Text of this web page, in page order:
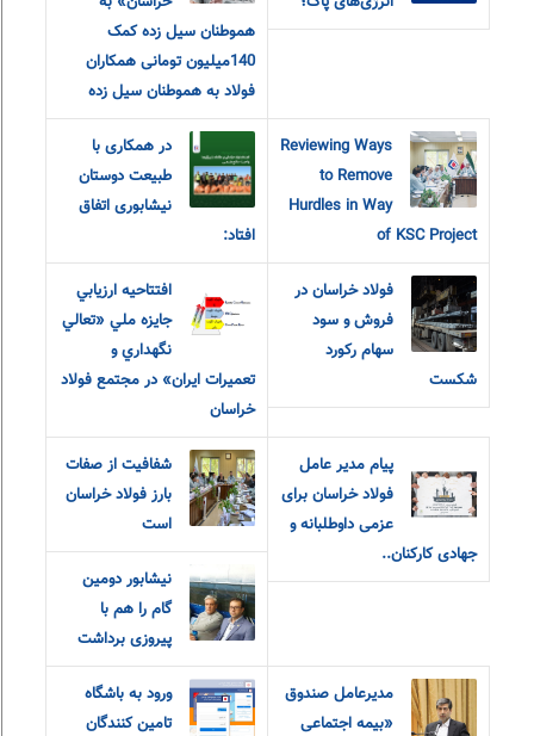
هموطنان سیل زده کمک
140میلیون تومانی همکاران
فولاد به هموطنان سیل زده
Reviewing Ways
to Remove
Hurdles in Way
of KSC Project
در همکاری با
طبیعت دوستان
نیشابوری اتفاق
افتاد:
فولاد خراسان در
فروش و سود
سهام رکورد
شکست
افتتاحيه ارزيابي
جايزه ملي «تعالي
نگهداري و
تعميرات ايران» در مجتمع فولاد
خراسان
پیام مدیر عامل
فولاد خراسان برای
عزمی داوطلبانه و
جهادی کارکنان..
شفافیت از صفات
بارز فولاد خراسان
است
نیشابور دومین
گام را هم با
پیروزی برداشت
مدیرعامل صندوق
«بیمه اجتماعی
ورود به باشگاه
تامین کنندگان